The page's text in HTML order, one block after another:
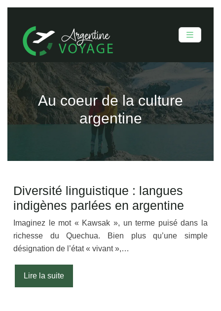
Au coeur de la culture
argentine
Diversité linguistique : langues
indigènes parlées en argentine
Imaginez le mot « Kawsak », un terme puisé dans la
richesse du Quechua. Bien plus qu’une simple
désignation de l’état « vivant »,…
Lire la suite